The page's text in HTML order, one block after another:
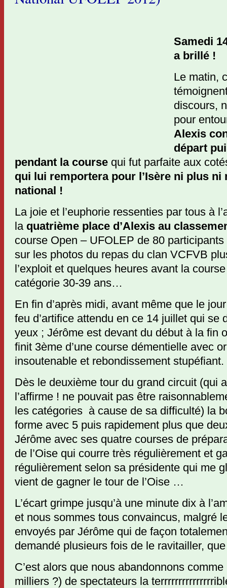
Samedi
a brillé !
Le matin,
discours,
pour
Alexis
départ
pendant la course qui fut parfaite aux
qui lui remportera pour l’Isère ni plus ni
national !
La joie et l’euphorie ressenties par tous à
la quatrième place d’Alexis au
course Open – UFOLEP de 80
sur les photos du repas du clan VCFVB
l’exploit et quelques heures avant la
catégorie 30-39 ans…
En fin d’après midi, avant même que le
feu d’artifice attendu en ce 14 juillet qui se
yeux ; Jérôme est devant du début à la fin
finit 3ème d’une course démentielle avec
insoutenable et rebondissement stupéfiant.
Dès le deuxième tour du grand circuit (qui
l’affirme ! ne pouvait pas être
les catégories à cause de sa difficulté) la
forme avec 5 puis rapidement plus que
Jérôme avec ses quatre courses de
de l’Oise qui courre très régulièrement et
régulièrement selon sa présidente qui me
vient de gagner le tour de l’Oise …
L’écart grimpe jusqu’à une minute dix à
et nous sommes tous convaincus, malgré
envoyés par Jérôme qui de façon
demandé plusieurs fois de le ravitailler,
C’est alors que nous abandonnons
milliers ?) de spectateurs la